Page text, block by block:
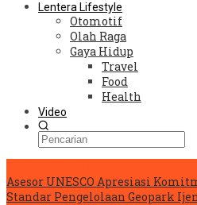
Lentera Lifestyle
Otomotif
Olah Raga
Gaya Hidup
Travel
Food
Health
Video
Asesor UNESCO Apresiasi
Standar Pengelolaan Geopark